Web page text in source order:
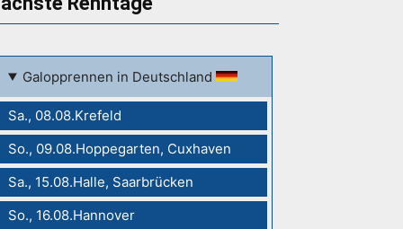
Galopprennen in Deutschland
Sa., 08.08.Krefeld
So., 09.08.Hoppegarten, Cuxhaven
Sa., 15.08.Halle, Saarbrücken
So., 16.08.Hannover